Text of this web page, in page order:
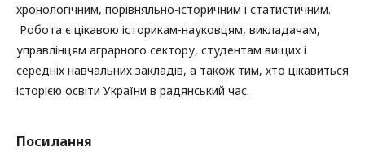
хронологічним, порівняльно-історичним і статистичним.
Робота є цікавою історикам-науковцям, викладачам,
управлінцям аграрного сектору, студентам вищих і
середніх навчальних закладів, а також тим, хто цікавиться
історією освіти України в радянський час.
Посилання